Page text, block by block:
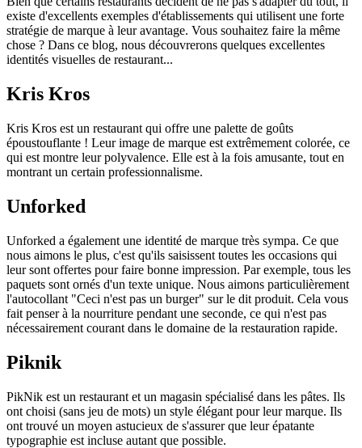
existe d'excellents exemples d'établissements qui utilisent une forte
stratégie de marque à leur avantage. Vous souhaitez faire la même
chose ? Dans ce blog, nous découvrerons quelques excellentes
identités visuelles de restaurant...
Kris Kros
Kris Kros est un restaurant qui offre une palette de goûts
époustouflante ! Leur image de marque est extrêmement colorée, ce
qui est montre leur polyvalence. Elle est à la fois amusante, tout en
montrant un certain professionnalisme.
Unforked
Unforked a également une identité de marque très sympa. Ce que
nous aimons le plus, c'est qu'ils saisissent toutes les occasions qui
leur sont offertes pour faire bonne impression. Par exemple, tous les
paquets sont ornés d'un texte unique. Nous aimons particulièrement
l'autocollant "Ceci n'est pas un burger" sur le dit produit. Cela vous
fait penser à la nourriture pendant une seconde, ce qui n'est pas
nécessairement courant dans le domaine de la restauration rapide.
Piknik
PikNik est un restaurant et un magasin spécialisé dans les pâtes. Ils
ont choisi (sans jeu de mots) un style élégant pour leur marque. Ils
ont trouvé un moyen astucieux de s'assurer que leur épatante
typographie est incluse autant que possible.